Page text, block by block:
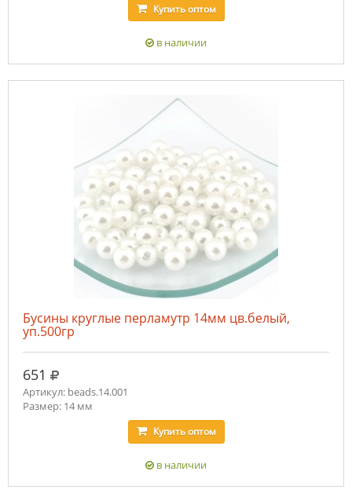
Купитьоптом
в наличии
Бусины круглые перламутр 14мм цв.белый,
уп.500гр
651 руб.
Артикул: beads.14.001
Размер: 14 мм
Купитьоптом
в наличии